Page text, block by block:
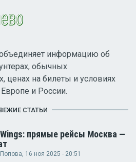
информацию об
обычных
ценах на билеты и условиях
и России.
СТАТЬИ
Wings: прямые рейсы Москва —
, 16 ноя 2025 - 20:51